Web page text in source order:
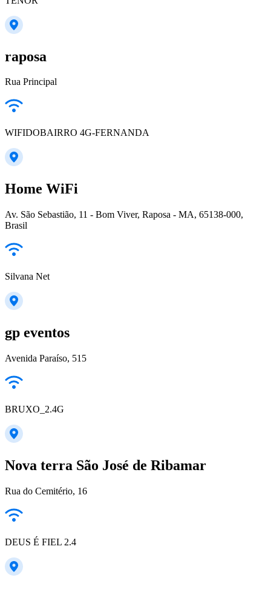
raposa
Rua Principal
WIFIDOBAIRRO 4G-FERNANDA
Home WiFi
Av. São Sebastião, 11 - Bom Viver, Raposa - MA, 65138-000,
Brasil
Silvana Net
gp eventos
Avenida Paraíso, 515
BRUXO_2.4G
Nova terra São José de Ribamar
Rua do Cemitério, 16
DEUS É FIEL 2.4